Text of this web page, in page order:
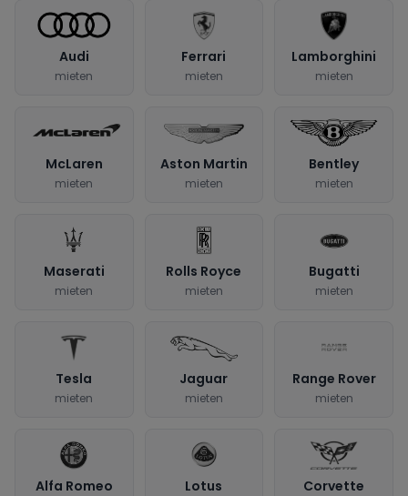
Audi
mieten
Ferrari
mieten
Lamborghini
mieten
McLaren
mieten
Aston Martin
mieten
Bentley
mieten
Maserati
mieten
Rolls Royce
mieten
Bugatti
mieten
Tesla
mieten
Jaguar
mieten
Range Rover
mieten
Alfa Romeo Lotus Corvette